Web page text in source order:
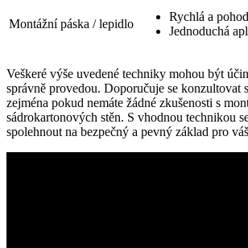
Montážní páska / lepidlo
Rychlá a
Jednoduchá
Veškeré výše uvedené techniky mohou být
správně provedou. Doporučuje se konzultovat
zejména pokud nemáte žádné zkušenosti s
sádrokartonových stěn. S vhodnou technikou
spolehnout na bezpečný a pevný základ pro